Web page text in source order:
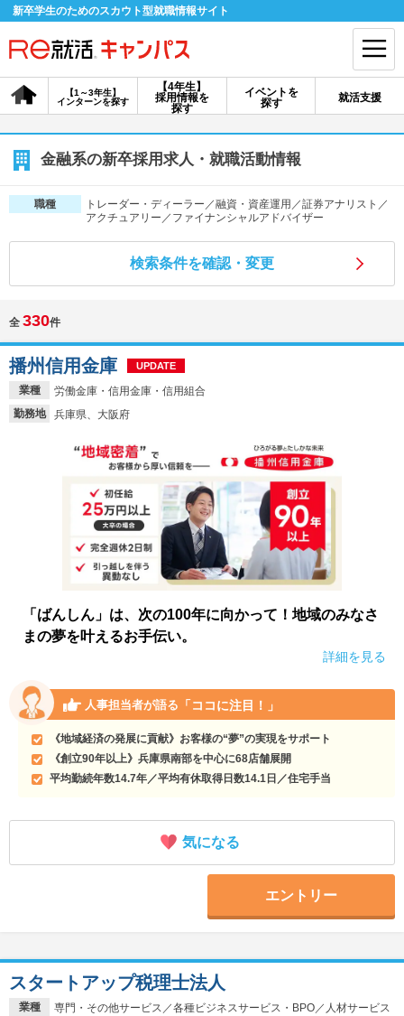
新卒学生のためのスカウト型就職情報サイト
【4年生】
採用情報を
探す
【1～3年生】
インターンを探す
イベントを
探す
就活支援
会員登録 ログイン
会員ID・パスワードを忘れた方はこちら
探す
【4年生】
説明会を探す
【1～3年生】
インターンを探す
就活ノウハウ・サポート
就活ノウハウが満載！ お役立ち記事・相談室など
適職診断
あなたに合う仕事を診断！
就活チャンネル
動画で対策講座をチェック
就活ニュースペーパー よくある質問
金融系の新卒採用求人・就職活動情報
職種
トレーダー・ディーラー／融資・資産運用／証券アナリスト／
アクチュアリー／ファイナンシャルアドバイザー
検索条件を確認・変更
全 330件
業種
労働金庫・信用金庫・信用組合
勤務地
兵庫県、大阪府
播州信用金庫 UPDATE
「ばんしん」は、次の100年に向かって！地域のみなさ
まの夢を叶えるお手伝い。
詳細を見る
人事担当者が語る 「ココに注目！」
《地域経済の発展に貢献》お客様の“夢”の実現をサポート
《創立90年以上》兵庫県南部を中心に68店舗展開
平均勤続年数14.7年／平均有休取得日数14.1日／住宅手当
気になる
エントリー
業種
専門・その他サービス／各種ビジネスサービス・BPO／人材サービス
スタートアップ税理士法人